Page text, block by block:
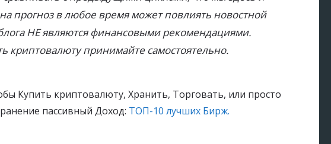
прогноз в любое время может повлиять новостной
НЕ являются финансовыми рекомендациями.
криптовалюту принимайте самостоятельно.
Купить криптовалюту, Хранить, Торговать, или просто
пассивный Доход: ТОП-10 лучших Бирж.